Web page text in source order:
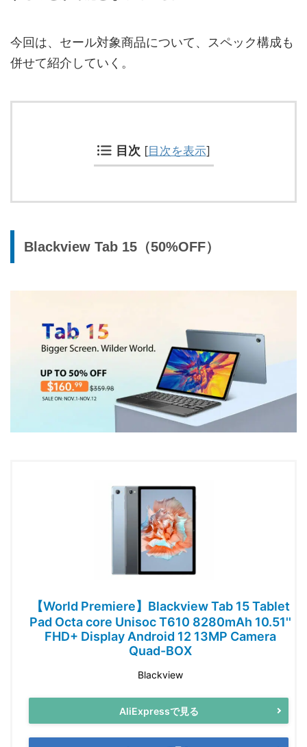
今回は、セール対象商品について、スペック構成も
併せて紹介していく。
目次 [目次を表示]
Blackview Tab 15（50%OFF）
【World Premiere】Blackview Tab 15 Tablet
Pad Octa core Unisoc T610 8280mAh 10.51''
FHD+ Display Android 12 13MP Camera
Quad-BOX
Blackview
AliExpressで見る